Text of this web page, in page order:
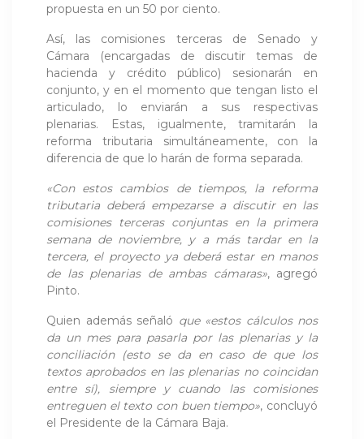
propuesta en un 50 por ciento.
Así, las comisiones terceras de Senado y
Cámara (encargadas de discutir temas de
hacienda y crédito público) sesionarán en
conjunto, y en el momento que tengan listo el
articulado, lo enviarán a sus respectivas
plenarias. Estas, igualmente, tramitarán la
reforma tributaria simultáneamente, con la
diferencia de que lo harán de forma separada.
«Con estos cambios de tiempos, la reforma
tributaria deberá empezarse a discutir en las
comisiones terceras conjuntas en la primera
semana de noviembre, y a más tardar en la
tercera, el proyecto ya deberá estar en manos
de las plenarias de ambas cámaras», agregó
Pinto.
Quien además señaló que «estos cálculos nos
da un mes para pasarla por las plenarias y la
conciliación (esto se da en caso de que los
textos aprobados en las plenarias no coincidan
entre sí), siempre y cuando las comisiones
entreguen el texto con buen tiempo», concluyó
el Presidente de la Cámara Baja.